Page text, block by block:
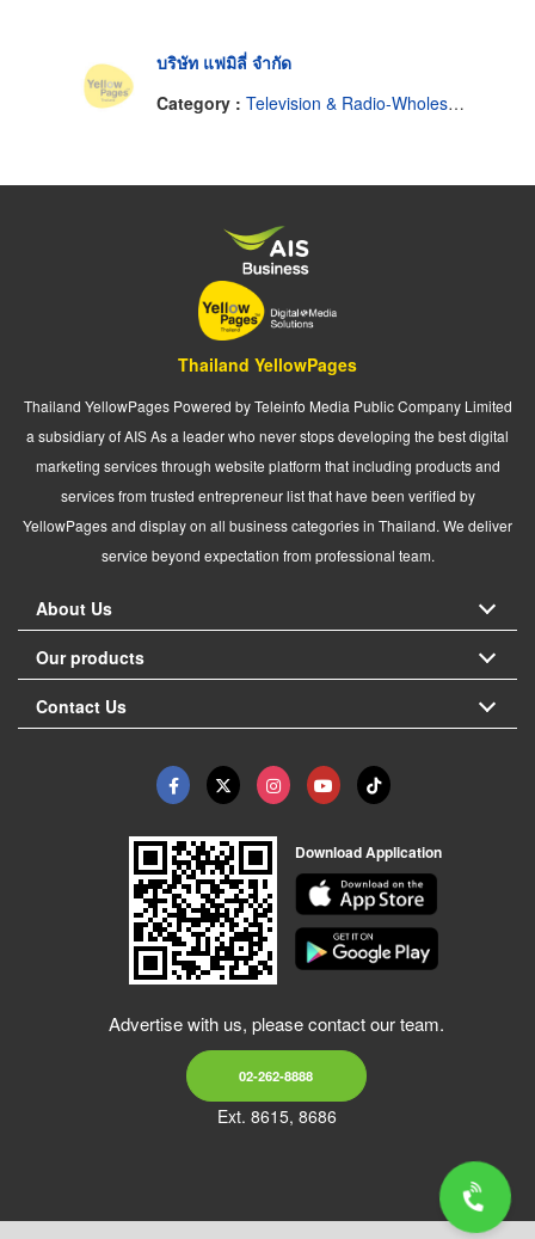
บริษัท แฟมิลี่ จำกัด
Category : Television & Radio-Wholesale & Manufacturers
Thailand YellowPages
Thailand YellowPages Powered by Teleinfo Media Public Company Limited
a subsidiary of AIS As a leader who never stops developing the best digital
marketing services through website platform that including products and
services from trusted entrepreneur list that have been verified by
YellowPages and display on all business categories in Thailand. We deliver
service beyond expectation from professional team.
About Us
Our products
Contact Us
Download Application
Advertise with us, please contact our team.
02-262-8888
Ext. 8615, 8686